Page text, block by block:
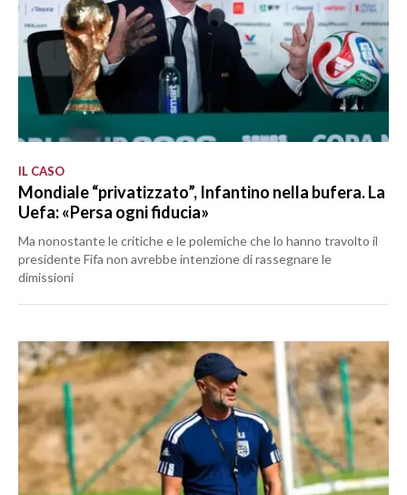
IL CASO
Mondiale “privatizzato”, Infantino nella bufera. La
Uefa: «Persa ogni fiducia»
Ma nonostante le critiche e le polemiche che lo hanno travolto il
presidente Fifa non avrebbe intenzione di rassegnare le
dimissioni